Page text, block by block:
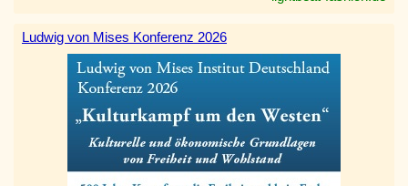
Ludwig von Mises Konferenz 2026